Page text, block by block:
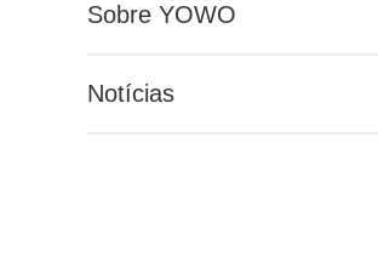
Sobre YOWO
Notícias